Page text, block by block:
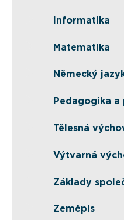
Informatika
Matematika
Německý
Pedagogika a
Tělesná
Výtvarná
Základy
Zeměpis